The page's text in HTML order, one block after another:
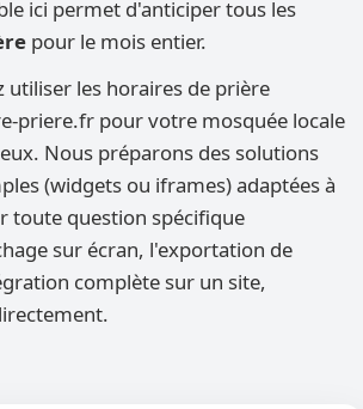
ici permet d'anticiper tous les
pour le mois entier.
utiliser les horaires de prière
priere.fr pour votre mosquée locale
Nous préparons des solutions
(widgets ou iframes) adaptées à
toute question spécifique
sur écran, l'exportation de
complète sur un site,